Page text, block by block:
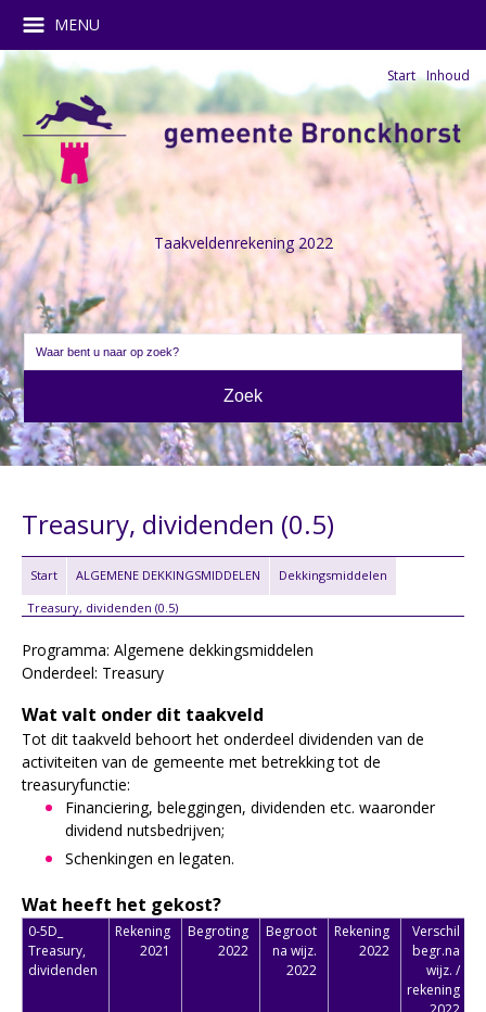
Taakveldenrekening 2022
Start Inhoud
MENU
Treasury, dividenden (0.5)
Start ALGEMENE DEKKINGSMIDDELEN
Dekkingsmiddelen
Treasury, dividenden (0.5)
Programma: Algemene dekkingsmiddelen
Onderdeel: Treasury
Wat valt onder dit taakveld
Tot dit taakveld behoort het onderdeel dividenden van de
activiteiten van de gemeente met betrekking tot de
treasuryfunctie:
Financiering, beleggingen, dividenden etc. waaronder
dividend nutsbedrijven;
Schenkingen en legaten.
Wat heeft het gekost?
0-5D_
Treasury,
dividenden
Rekening
2021
Begroting
2022
Begroot
na wijz.
2022
Rekening
2022
Verschil
begr.na
wijz. /
rekening